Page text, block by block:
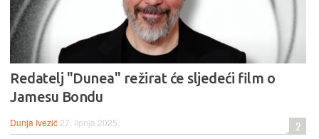
Redatelj "Dunea" režirat će sljedeći film o
Jamesu Bondu
Dunja Ivezić 27. lipnja 2025. 2